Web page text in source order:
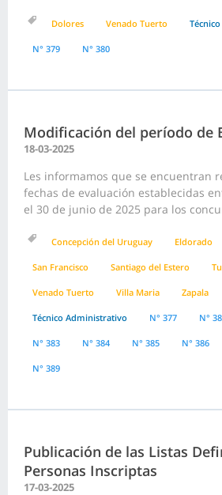
Dolores Venado Tuerto
N° 379 N° 380
Modificación del período de
18-03-2025
Les informamos que se encuentran
fechas de evaluación establecidas
el 30 de junio de 2025 para los
Concepción del Uruguay Eldorado
San Francisco Santiago del Estero
Venado Tuerto Villa Maria Zapala
Técnico Administrativo N° 377 N°
N° 383 N° 384 N° 385 N° 386
N° 389
Publicación de las Listas
Personas Inscriptas
17-03-2025